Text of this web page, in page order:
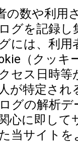
の数や利用
グを記録し
には、利用
（クッキ
セス日時等
が特定され
グの解析
心に即して
当サイト